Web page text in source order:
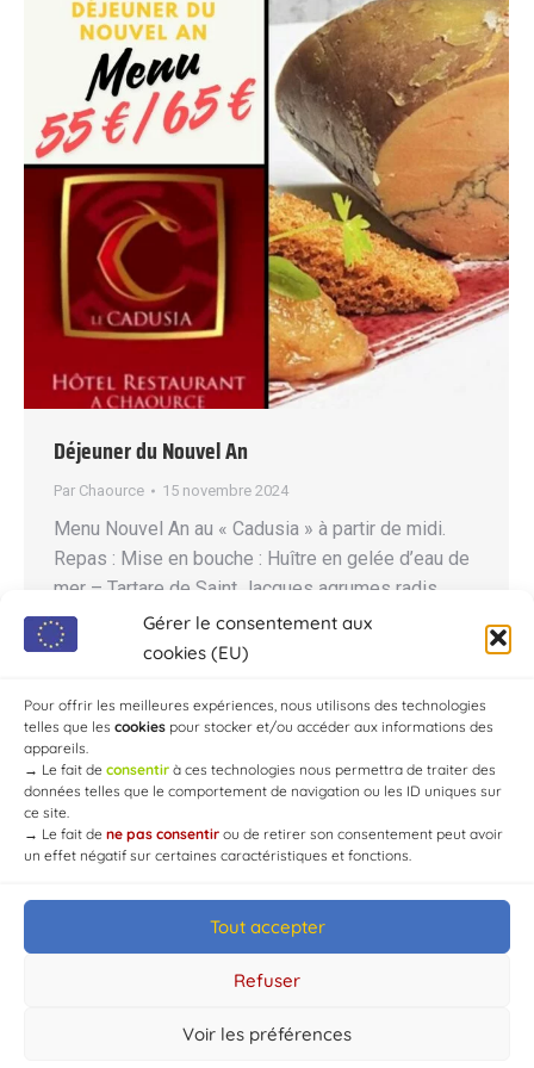
Gérer le consentement aux
cookies (EU)
Pour offrir les meilleures expériences, nous utilisons des technologies
telles que les cookies pour stocker et/ou accéder aux informations des
appareils.
→ Le fait de consentir à ces technologies nous permettra de traiter des
données telles que le comportement de navigation ou les ID uniques sur
ce site.
→ Le fait de ne pas consentir ou de retirer son consentement peut avoir
un effet négatif sur certaines caractéristiques et fonctions.
Tout accepter
Refuser
Voir les préférences
Déjeuner du Nouvel An
Par Chaource 15 novembre 2024
Menu Nouvel An au « Cadusia » à partir de midi.
Repas : Mise en bouche : Huître en gelée d’eau de
mer – Tartare de Saint Jacques agrumes radis
concombre sur sa raïta. Le Foie gras extra poire au
vin et épices condiments noisette et sa brioche.
En…
© Mairie de Chaource [2004-2024] | Tous droits réservés.
Developed byWEB3-DESIGN